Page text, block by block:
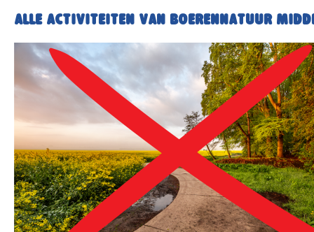
Alle activiteiten van BoerenNatuur